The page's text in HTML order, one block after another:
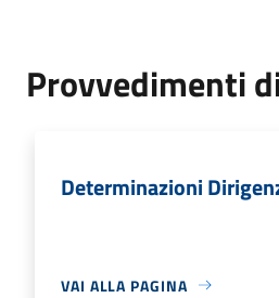
Provvedimenti
Determinazioni
VAI ALLA PAGINA